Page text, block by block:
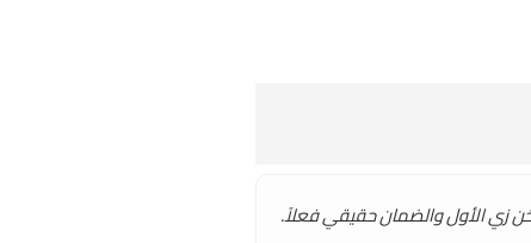
زي الأول والضمان حقيقي فعلاً.